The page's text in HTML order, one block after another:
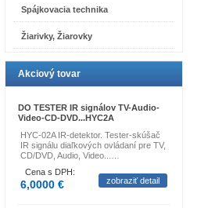
Spájkovacia technika
Žiarivky, Žiarovky
Akciový tovar
DO TESTER IR signálov TV-Audio-
Video-CD-DVD...HYC2A
HYC-02A IR-detektor. Tester-skúšač
IR signálu diaľkových ovládaní pre TV,
CD/DVD, Audio, Video...…
Cena s DPH:
6,0000 € zobraziť detail